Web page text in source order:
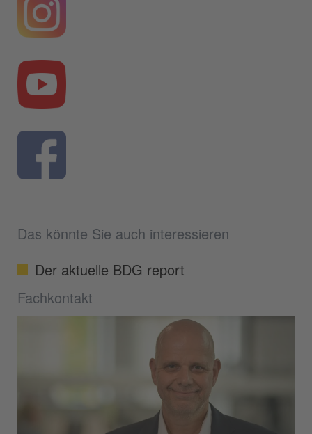
Das könnte Sie auch interessieren
Der aktuelle BDG report
Fachkontakt